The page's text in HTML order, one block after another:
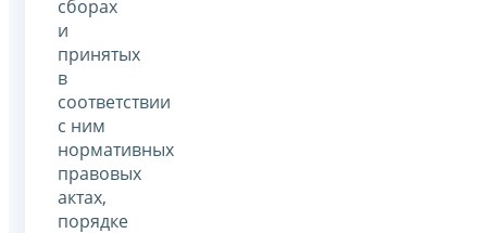
сборах
и
принятых
в
соответствии
с ним
нормативных
правовых
актах,
порядке